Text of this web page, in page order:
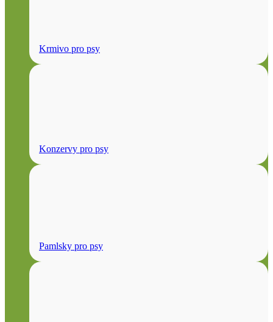
Krmivo pro psy
Konzervy pro psy
Pamlsky pro psy